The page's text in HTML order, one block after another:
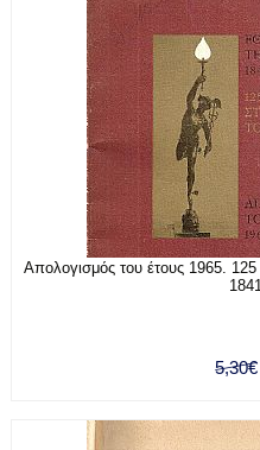
Απολογισμός του έτους 1965.
5,30€